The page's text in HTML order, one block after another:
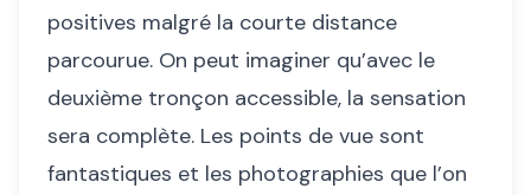
positives malgré la courte distance
parcourue. On peut imaginer qu’avec le
deuxième tronçon accessible, la sensation
sera complète. Les points de vue sont
fantastiques et les photographies que l’on